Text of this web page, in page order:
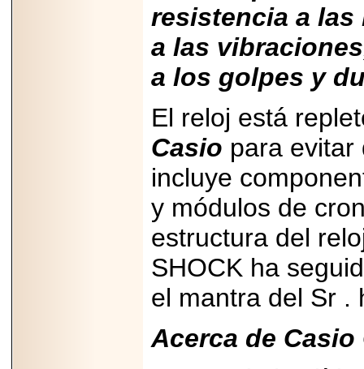
resistencia a las
a las
a los golpes y
El reloj está
Casio para evitar
incluye
y módulos de
estructura del
SHOCK ha
el mantra del Sr .
Acerca de